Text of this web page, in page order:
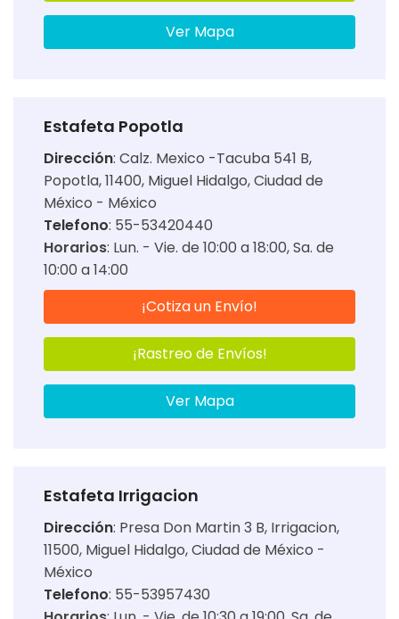
Ver Mapa
Estafeta Popotla
Dirección: Calz. Mexico -Tacuba 541 B,
Popotla, 11400, Miguel Hidalgo, Ciudad de
México - México
Telefono: 55-53420440
Horarios: Lun. - Vie. de 10:00 a 18:00 Sa. de
10:00 a 14:00
¡Cotiza un Envío!
¡Rastreo de Envíos!
Ver Mapa
Estafeta Irrigacion
Dirección: Presa Don Martin 3 B, Irrigacion,
11500, Miguel Hidalgo, Ciudad de México -
México
Telefono: 55-53957430